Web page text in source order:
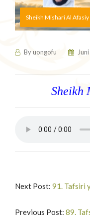
Sheikh Mishari Al Afasiy
Byuongofu
Sheikh
Next Post: 91. Tafsiri
Previous Post: 89.